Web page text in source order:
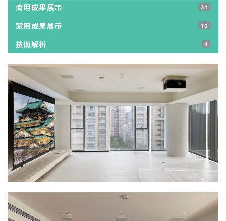
商用成果展示 34
家用成果展示 70
技術解析 4